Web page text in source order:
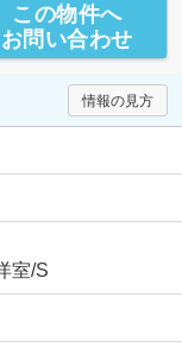
この物件へ
お問い合わせ
情報の見方
室/S